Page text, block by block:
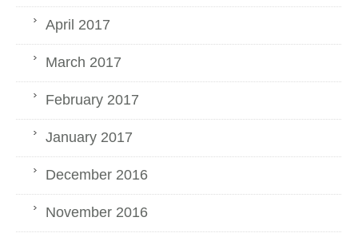
April 2017
March 2017
February 2017
January 2017
December 2016
November 2016